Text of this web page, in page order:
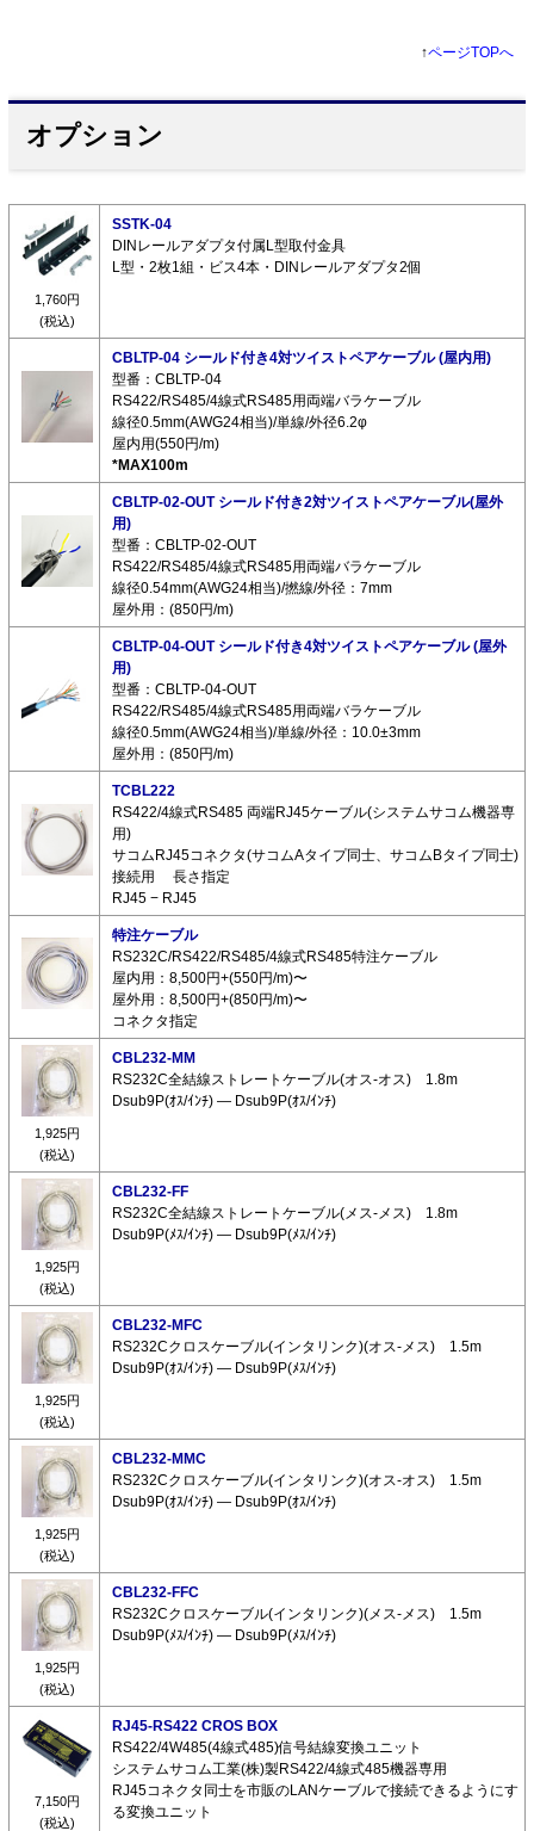
↑ページTOPへ
オプション
1,760円
(税込)
SSTK-04
DINレールアダプタ付属L型取付金具
L型・2枚1組・ビス4本・DINレールアダプタ2個
CBLTP-04 シールド付き4対ツイストペアケーブル (屋内用)
型番：CBLTP-04
RS422/RS485/4線式RS485用両端バラケーブル
線径0.5mm(AWG24相当)/単線/外径6.2φ
屋内用(550円/m)
*MAX100m
CBLTP-02-OUT シールド付き2対ツイストペアケーブル(屋外
用)
型番：CBLTP-02-OUT
RS422/RS485/4線式RS485用両端バラケーブル
線径0.54mm(AWG24相当)/撚線/外径：7mm
屋外用：(850円/m)
CBLTP-04-OUT シールド付き4対ツイストペアケーブル (屋外
用)
型番：CBLTP-04-OUT
RS422/RS485/4線式RS485用両端バラケーブル
線径0.5mm(AWG24相当)/単線/外径：10.0±3mm
屋外用：(850円/m)
TCBL222
RS422/4線式RS485 両端RJ45ケーブル(システムサコム機器専
用)
サコムRJ45コネクタ(サコムAタイプ同士、サコムBタイプ同士)
接続用 長さ指定
RJ45 − RJ45
特注ケーブル
RS232C/RS422/RS485/4線式RS485特注ケーブル
屋内用：8,500円+(550円/m)〜
屋外用：8,500円+(850円/m)〜
コネクタ指定
1,925円
(税込)
CBL232-MM
RS232C全結線ストレートケーブル(オス-オス) 1.8m
Dsub9P(ｵｽ/ｲﾝﾁ) ― Dsub9P(ｵｽ/ｲﾝﾁ)
1,925円
(税込)
CBL232-FF
RS232C全結線ストレートケーブル(メス-メス) 1.8m
Dsub9P(ﾒｽ/ｲﾝﾁ) ― Dsub9P(ﾒｽ/ｲﾝﾁ)
1,925円
(税込)
CBL232-MFC
RS232Cクロスケーブル(インタリンク)(オス-メス) 1.5m
Dsub9P(ｵｽ/ｲﾝﾁ) ― Dsub9P(ﾒｽ/ｲﾝﾁ)
1,925円
(税込)
CBL232-MMC
RS232Cクロスケーブル(インタリンク)(オス-オス) 1.5m
Dsub9P(ｵｽ/ｲﾝﾁ) ― Dsub9P(ｵｽ/ｲﾝﾁ)
1,925円
(税込)
CBL232-FFC
RS232Cクロスケーブル(インタリンク)(メス-メス) 1.5m
Dsub9P(ﾒｽ/ｲﾝﾁ) ― Dsub9P(ﾒｽ/ｲﾝﾁ)
7,150円
(税込)
RJ45-RS422 CROS BOX
RS422/4W485(4線式485)信号結線変換ユニット
システムサコム工業(株)製RS422/4線式485機器専用
RJ45コネクタ同士を市販のLANケーブルで接続できるようにす
る変換ユニット